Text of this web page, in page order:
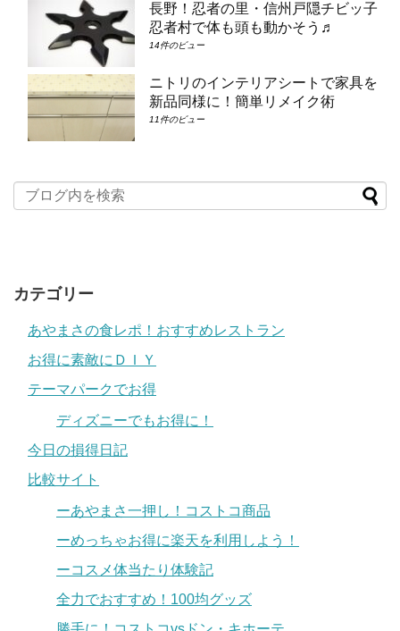
長野！忍者の里・信州戸隠チビッ子
忍者村で体も頭も動かそう♬
14件のビュー
ニトリのインテリアシートで家具を
新品同様に！簡単リメイク術
11件のビュー
カテゴリー
あやまさの食レポ！おすすめレストラン
お得に素敵にＤＩＹ
テーマパークでお得
ディズニーでもお得に！
今日の損得日記
比較サイト
ーあやまさ一押し！コストコ商品
ーめっちゃお得に楽天を利用しよう！
ーコスメ体当たり体験記
全力でおすすめ！100均グッズ